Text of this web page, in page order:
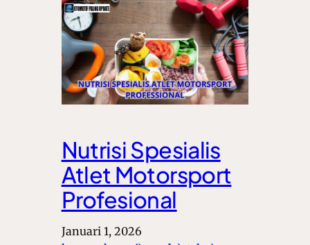
Nutrisi Spesialis
Atlet Motorsport
Profesional
Januari 1, 2026